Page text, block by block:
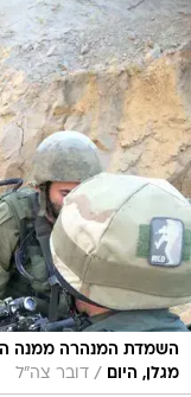
השמדת המנהרה ממנה
מגלן, היום
/ דובר צה"ל